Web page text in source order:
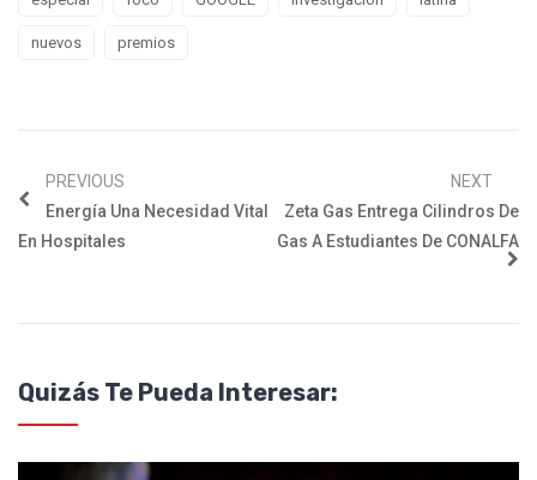
nuevos premios
PREVIOUS
Energía Una Necesidad Vital
En Hospitales
NEXT
Zeta Gas Entrega Cilindros De
Gas A Estudiantes De CONALFA
Quizás Te Pueda Interesar: